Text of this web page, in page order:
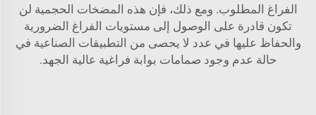
الفراغ المطلوب. ومع ذلك، فإن هذه المضخات الحجمية لن
تكون قادرة على الوصول إلى مستويات الفراغ الضرورية
والحفاظ عليها في عدد لا يحصى من التطبيقات الصناعية في
حالة عدم وجود صمامات بوابة فراغية عالية الجهد.